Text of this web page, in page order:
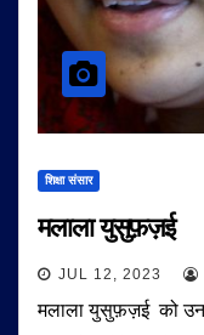
शिक्षा संसार
मलाला युसुफ़ज़ई
JUL 12, 2023
मलाला युसुफ़ज़ई को